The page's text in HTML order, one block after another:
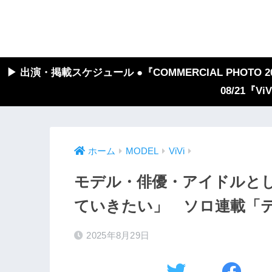
▶︎ 出演・掲載スケジュール ●『COMMERCIAL PHOTO
08/21『
ホーム MODEL ViVi
モデル・俳優・アイドルと
ていきたい」 ソロ連載「
2025年8月29日